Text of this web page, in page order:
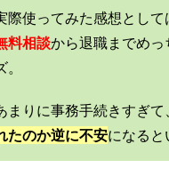
際使ってみた感想として
料相談から退職までめっ
。
まりに事務手続きすぎて、
たのか逆に不安になると